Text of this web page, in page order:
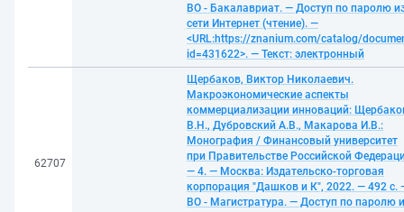
ВО - Бакалавриат. — Доступ по паролю
сети Интернет (чтение). —
<URL:https://znanium.com/catalog/
id=431622>. — Текст: электронный
62707
Щербаков, Виктор Николаевич.
Макроэкономические аспекты
коммерциализации инноваций:
В.Н., Дубровский А.В., Макарова И.В.:
Монография / Финансовый университет
при Правительстве Российской
— 4. — Москва: Издательско-торговая
корпорация "Дашков и К", 2022. — 492 с.
ВО - Магистратура. — Доступ по паролю